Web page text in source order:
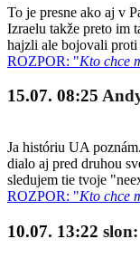
To je presne ako aj v
Izraelu takže preto im
hajzli ale bojovali proti
ROZPOR: "Kto chce
15.07. 08:25
Ja históriu UA
dialo aj pred druhou
sledujem tie tvoje
ROZPOR: "Kto chce
10.07. 13:22 slon: